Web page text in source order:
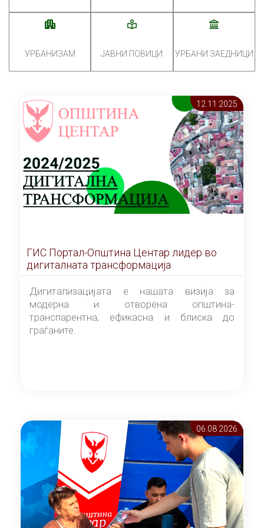
УРБАНИЗАМ ЈАВНИ ПОВИЦИ УРБАНИ ЗАЕДНИЦИ
12.11 2025
ГИС Портал-Општина Центар лидер во
дигиталната трансформација
Дигитализацијата е нашата визија за
модерна и отворена општина-
транспарентна, ефикасна и блиска до
граѓаните.
06.08 2026